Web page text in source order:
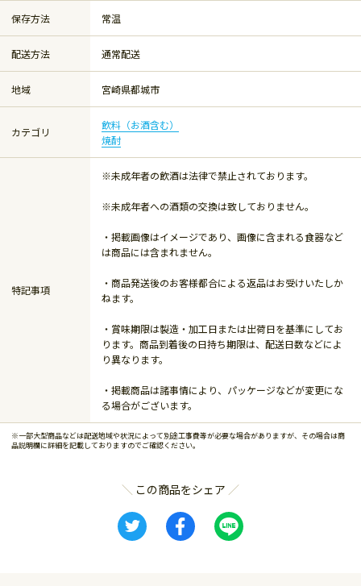
保存方法 常温
配送方法 通常配送
地域 宮崎県都城市
カテゴリ
飲料（お酒含む）
焼酎
特記事項
※未成年者の飲酒は法律で禁止されております。
※未成年者への酒類の交換は致しておりません。
・掲載画像はイメージであり、画像に含まれる食器など
は商品には含まれません。
・商品発送後のお客様都合による返品はお受けいたしか
ねます。
・賞味期限は製造・加工日または出荷日を基準にしてお
ります。商品到着後の日持ち期限は、配送日数などによ
り異なります。
・掲載商品は諸事情により、パッケージなどが変更にな
る場合がございます。
※一部大型商品などは配送地域や状況によって別途工事費等が必要な場合がありますが、その場合は商
品説明欄に詳細を記載しておりますのでご確認ください。
この商品をシェア